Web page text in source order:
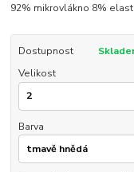
92% mikrovlákno 8%
Dostupnost
Velikost
Barva